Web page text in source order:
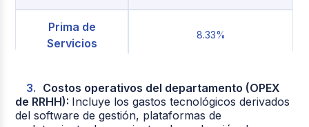
Prima de
Servicios
8.33%
Intereses sobre
1.0% (12% del valor de
Costos operativos del departamento (OPEX
de RRHH): Incluye los gastos tecnológicos derivados
del software de gestión, plataformas de